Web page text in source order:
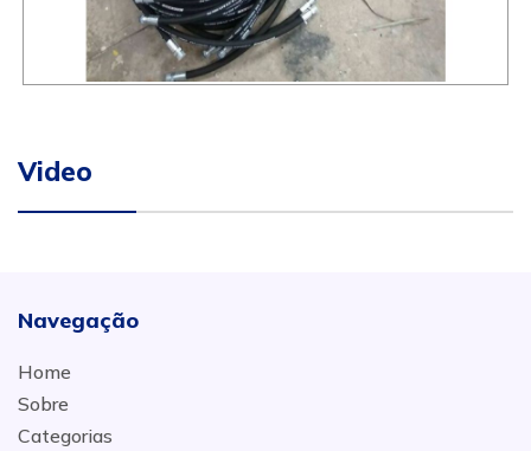
Video
Navegação
Home
Sobre
Categorias